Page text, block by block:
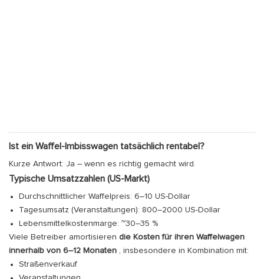
Ist ein Waffel-Imbisswagen tatsächlich rentabel?
Kurze Antwort: Ja – wenn es richtig gemacht wird.
Typische Umsatzzahlen (US-Markt)
Durchschnittlicher Waffelpreis: 6–10 US-Dollar
Tagesumsatz (Veranstaltungen): 800–2000 US-Dollar
Lebensmittelkostenmarge: ~30–35 %
Viele Betreiber amortisieren die Kosten für ihren Waffelwagen
innerhalb von 6–12 Monaten , insbesondere in Kombination mit:
Straßenverkauf